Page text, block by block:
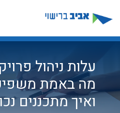
לתוכן
עלות ניהול
מה באמת
ואיך מתכננים